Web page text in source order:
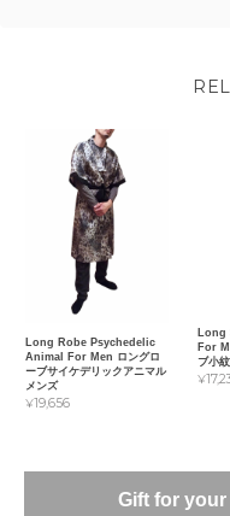
Long Robe Psychedelic
Animal For Men ロングロ
ーブサイケデリックアニマル
メンズ
¥19,656
Long
For
ブ小
Gift for